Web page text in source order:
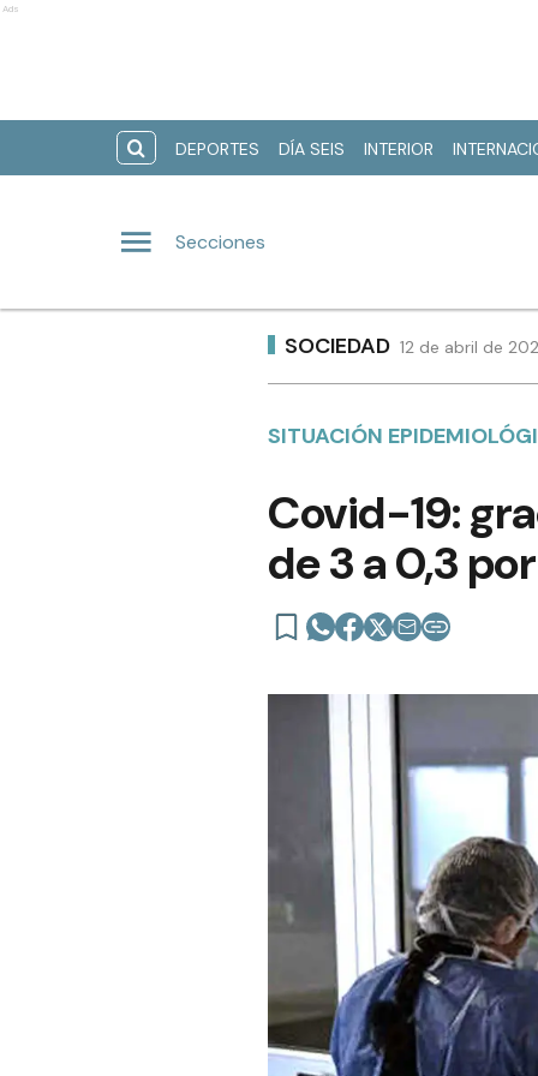
Ads
DEPORTES DÍA SEIS INTERIOR
Secciones
SOCIEDAD 12 de abril de
SITUACIÓN
Covid-19:
de 3 a 0,3